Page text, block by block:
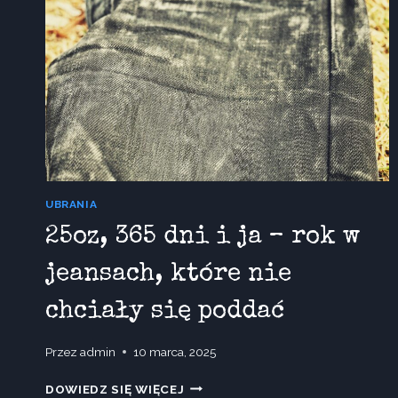
UBRANIA
25oz, 365 dni i ja – rok w
jeansach, które nie
chciały się poddać
Przez admin 10 marca, 2025
DOWIEDZ SIĘ WIĘCEJ 25OZ,